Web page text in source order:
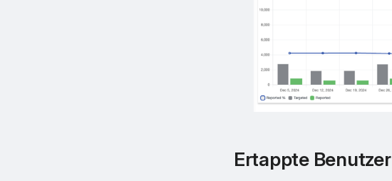
Ertappte Benutzer